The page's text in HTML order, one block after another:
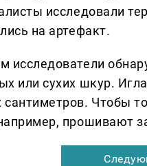
исследовали
на артефакт.
исследователи
или сухих шкур.
Чтобы
прошивают